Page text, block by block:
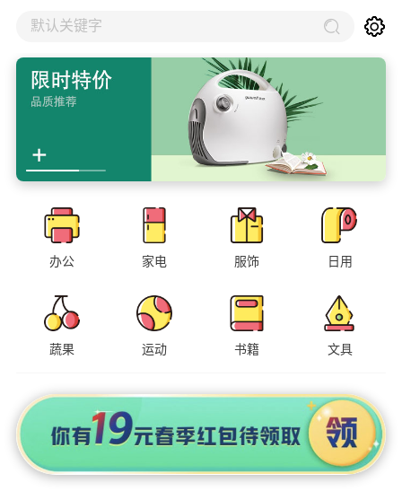
默认关键字
办公 家电 服饰 日用
蔬果 运动 书籍 文具